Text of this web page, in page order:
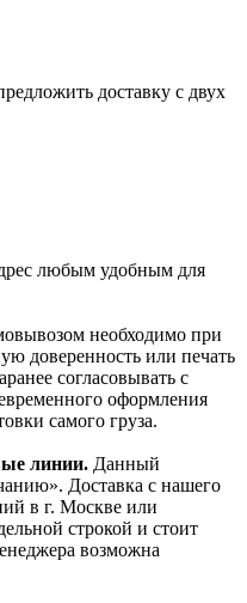
доставку с двух
любым удобным для
необходимо при
доверенность или печать
согласовывать с
оформления
самого груза.
линии. Данный
Доставка с нашего
в г. Москве или
строкой и стоит
возможна